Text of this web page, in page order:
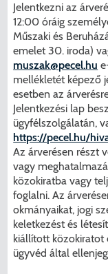
Jelentkezni az
12:00 óráig
Műszaki és
emelet 30. iroda)
muszak@pecel.hu
mellékletét képező
esetben az
Jelentkezési lap
ügyfélszolgálatán,
https://pecel.hu/
Az árverésen részt
vagy
közokiratba vagy
foglalni. Az
okmányaikat, jogi
keletkezést és
kiállított közokiratot
ügyvéd által